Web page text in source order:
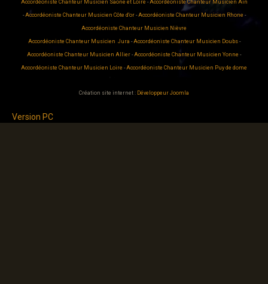
Accordéoniste Chanteur Musicien Saone et Loire - Accordéoniste Chanteur Musicien Ain
- Accordéoniste Chanteur Musicien Côte d'or- Accordéoniste Chanteur Musicien Rhone -
Accordéoniste Chanteur Musicien Nièvre
Accordéoniste Chanteur Musicien Jura - Accordéoniste Chanteur Musicien Doubs-
Accordéoniste Chanteur Musicien Allier - Accordéoniste Chanteur Musicien Yonne -
Accordéoniste Chanteur Musicien Loire - Accordéoniste Chanteur Musicien Puy de dome
Création site internet : Développeur Joomla
Version PC